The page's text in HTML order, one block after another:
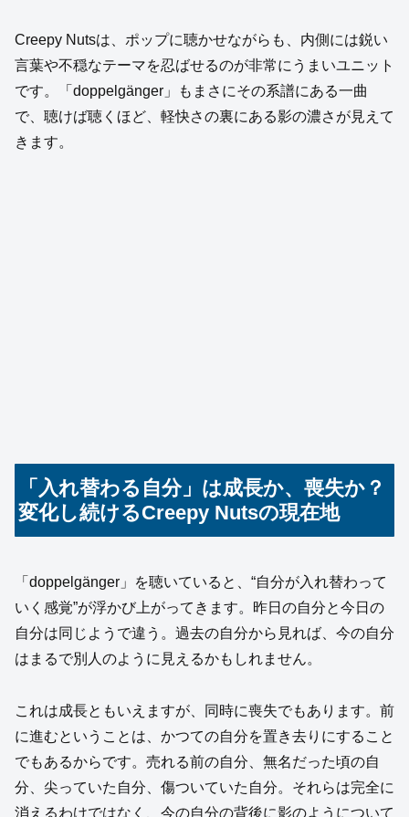
Creepy Nutsは、ポップに聴かせながらも、内側には鋭い
言葉や不穏なテーマを忍ばせるのが非常にうまいユニット
です。「doppelgänger」もまさにその系譜にある一曲
で、聴けば聴くほど、軽快さの裏にある影の濃さが見えて
きます。
「入れ替わる自分」は成長か、喪失か？
変化し続けるCreepy Nutsの現在地
「doppelgänger」を聴いていると、“自分が入れ替わって
いく感覚”が浮かび上がってきます。昨日の自分と今日の
自分は同じようで違う。過去の自分から見れば、今の自分
はまるで別人のように見えるかもしれません。
これは成長ともいえますが、同時に喪失でもあります。前
に進むということは、かつての自分を置き去りにすること
でもあるからです。売れる前の自分、無名だった頃の自
分、尖っていた自分、傷ついていた自分。それらは完全に
消えるわけではなく、今の自分の背後に影のようについて